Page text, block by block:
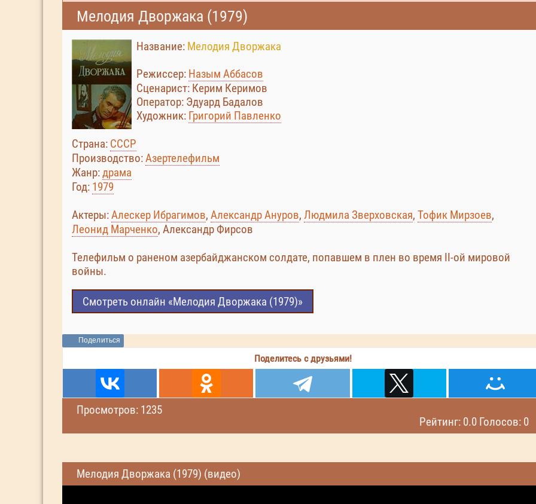
Мелодия Дворжака (1979)
Название: Мелодия Дворжака
Режиссер: Назым Аббасов
Сценарист: Керим Керимов
Оператор: Эдуард Бадалов
Художник: Григорий Павленко
Страна: СССР
Производство:Азертелефильм
Жанр:драма
Год: 1979
Актеры:Алескер Ибрагимов, Александр Ануров, Людмила Зверховская, Тофик Мирзоев,
Леонид Марченко, Александр Фирсов
Телефильм о раненом азербайджанском солдате, попавшем в плен во время II-ой мировой
войны.
Смотреть онлайн «Мелодия Дворжака (1979)»
Поделиться
Поделитесь с друзьями!
Просмотров: 1235
Рейтинг: 0.0 Голосов: 0
Мелодия Дворжака (1979) (видео)